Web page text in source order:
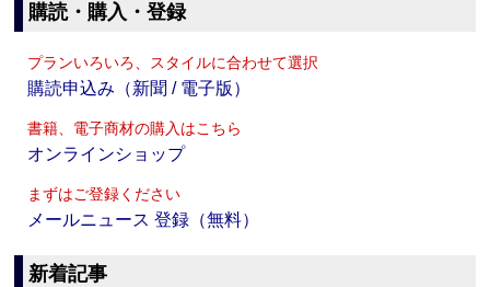
購読・購入・登録
プランいろいろ、スタイルに合わせて選択
購読申込み（新聞 / 電子版）
書籍、電子商材の購入はこちら
オンラインショップ
まずはご登録ください
メールニュース 登録（無料）
新着記事